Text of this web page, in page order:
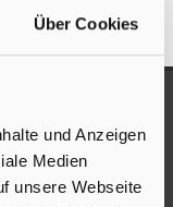
Über Cookies
und Anzeigen
Medien
unsere Webseite